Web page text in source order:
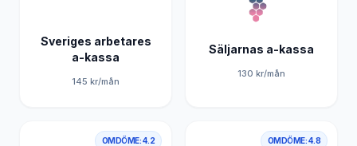
Sveriges arbetares
a-kassa
145 kr/mån
Säljarnas a-kassa
130 kr/mån
OMDÖME:4.2 OMDÖME:4.8